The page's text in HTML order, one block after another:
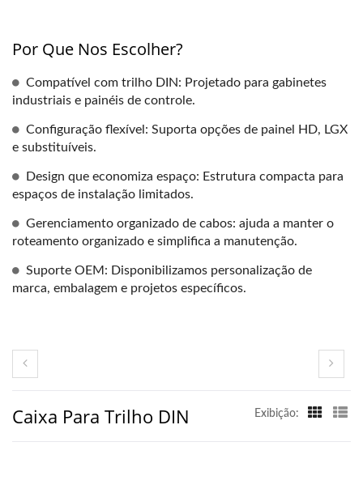
Por Que Nos Escolher?
Compatível com trilho DIN: Projetado para gabinetes
industriais e painéis de controle.
Configuração flexível: Suporta opções de painel HD, LGX
e substituíveis.
Design que economiza espaço: Estrutura compacta para
espaços de instalação limitados.
Gerenciamento organizado de cabos: ajuda a manter o
roteamento organizado e simplifica a manutenção.
Suporte OEM: Disponibilizamos personalização de
marca, embalagem e projetos específicos.
Caixa Para Trilho DIN Exibição: